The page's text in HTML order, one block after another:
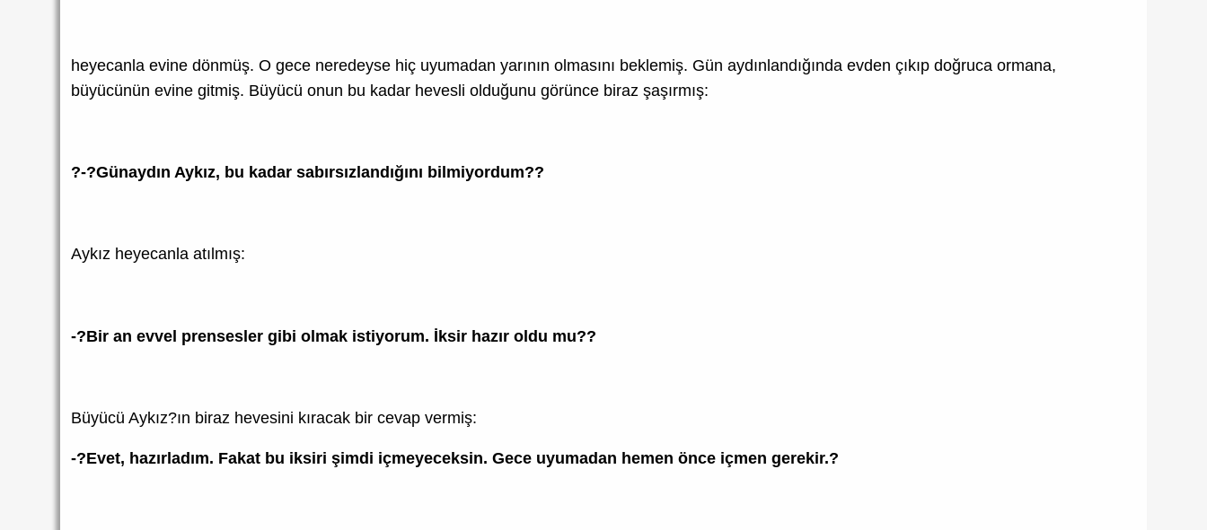
heyecanla evine dönmüş. O gece neredeyse hiç uyumadan yarının olmasını beklemiş. Gün aydınlandığında evden çıkıp doğruca ormana,
büyücünün evine gitmiş. Büyücü onun bu kadar hevesli olduğunu görünce biraz şaşırmış:
?-?Günaydın Aykız, bu kadar sabırsızlandığını bilmiyordum??
Aykız heyecanla atılmış:
-?Bir an evvel prensesler gibi olmak istiyorum. İksir hazır oldu mu??
Büyücü Aykız?ın biraz hevesini kıracak bir cevap vermiş:
-?Evet, hazırladım. Fakat bu iksiri şimdi içmeyeceksin. Gece uyumadan hemen önce içmen gerekir.?